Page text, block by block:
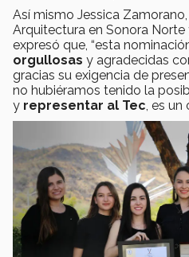
Así mismo Jessica
Arquitectura en Sonora
expresó que, “esta
orgullosas y agradecidas
gracias su exigencia de
no hubiéramos tenido la
y representar al Tec , es